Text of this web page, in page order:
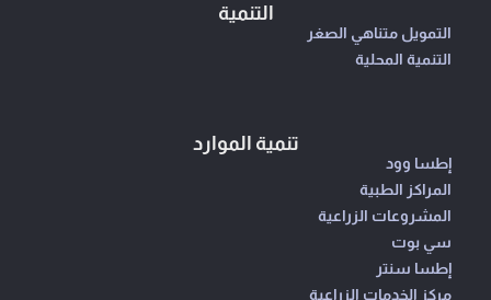
التنمية
التمويل متناهي الصغر
التنمية المحلية
تنمية الموارد
إطسا وود
المراكز الطبية
المشروعات الزراعية
سي بوت
إطسا سنتر
مركز الخدمات الزراعية